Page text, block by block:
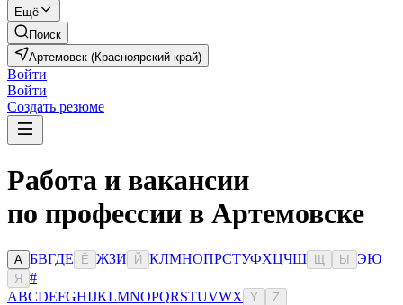
Ещё
Поиск
Артемовск (Красноярский край)
Войти
Войти
Создать резюме
Работа и вакансии
по профессии в Артемовске
А БВГДЕ Ё ЖЗИ Й КЛМНОПРСТУФХЦЧШ Ы ЭЮ
Я
#
ABCDEFGHIJKLMNOPQRSTUVWX Y Z